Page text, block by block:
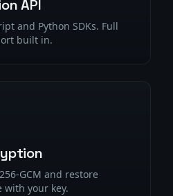
API
and Python SDKs. Full
built in.
GCM and restore
your key.